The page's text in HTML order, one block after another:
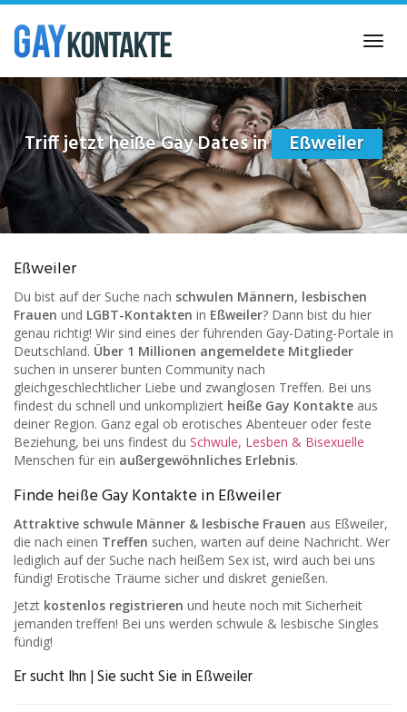
Skip
main
content
Triff jetzt heiße Gay Dates in Eßweiler
Eßweiler
Du bist auf der Suche nach schwulen Männern, lesbischen
Frauen und LGBT-Kontakten in Eßweiler? Dann bist du hier
genau richtig! Wir sind eines der führenden Gay-Dating-Portale in
Deutschland. Über 1 Millionen angemeldete Mitglieder
suchen in unserer bunten Community nach
gleichgeschlechtlicher Liebe und zwanglosen Treffen. Bei uns
findest du schnell und unkompliziert heiße Gay Kontakte aus
deiner Region. Ganz egal ob erotisches Abenteuer oder feste
Beziehung, bei uns findest du Schwule, Lesben & Bisexuelle
Menschen für ein außergewöhnliches Erlebnis.
Finde heiße Gay Kontakte in Eßweiler
Attraktive schwule Männer & lesbische Frauen aus Eßweiler,
die nach einen Treffen suchen, warten auf deine Nachricht. Wer
lediglich auf der Suche nach heißem Sex ist, wird auch bei uns
fündig! Erotische Träume sicher und diskret genießen.
Jetzt kostenlos registrieren und heute noch mit Sicherheit
jemanden treffen! Bei uns werden schwule & lesbische Singles
fündig!
Er sucht Ihn | Sie sucht Sie in Eßweiler